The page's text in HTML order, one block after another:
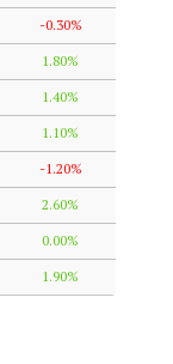
-0.30%
1.80%
1.40%
1.10%
-1.20%
2.60%
0.00%
1.90%